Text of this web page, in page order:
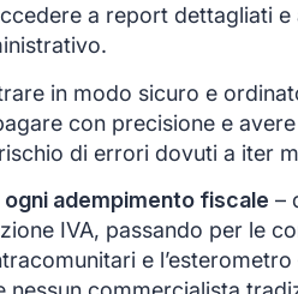
a report dettagliati e
in modo sicuro e
con precisione e
di errori dovuti a iter
adempimento fiscale –
IVA, passando per le
e